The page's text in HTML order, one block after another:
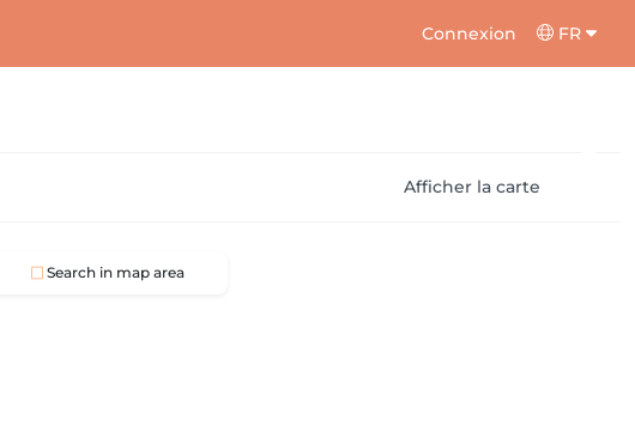
Connexion FR
Afficher la carte
Search in map area